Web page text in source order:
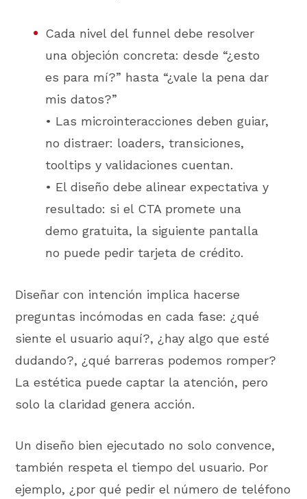
Cada nivel del funnel debe resolver
una objeción concreta: desde “¿esto
es para mí?” hasta “¿vale la pena dar
mis datos?”
• Las microinteracciones deben guiar,
no distraer: loaders, transiciones,
tooltips y validaciones cuentan.
• El diseño debe alinear expectativa y
resultado: si el CTA promete una
demo gratuita, la siguiente pantalla
no puede pedir tarjeta de crédito.
Diseñar con intención implica hacerse
preguntas incómodas en cada fase: ¿qué
siente el usuario aquí?, ¿hay algo que esté
dudando?, ¿qué barreras podemos romper?
La estética puede captar la atención, pero
solo la claridad genera acción.
Un diseño bien ejecutado no solo convence,
también respeta el tiempo del usuario. Por
ejemplo, ¿por qué pedir el número de teléfono